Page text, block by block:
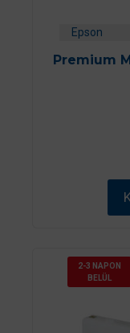
Epson
Premium
2-3 NAPON
BELÜL